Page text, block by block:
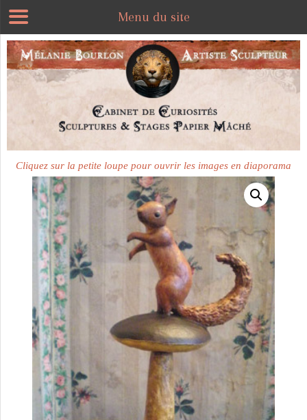
Plus disponible
Cliquez sur la petite loupe pour ouvrir les images en diaporama
Menu du site